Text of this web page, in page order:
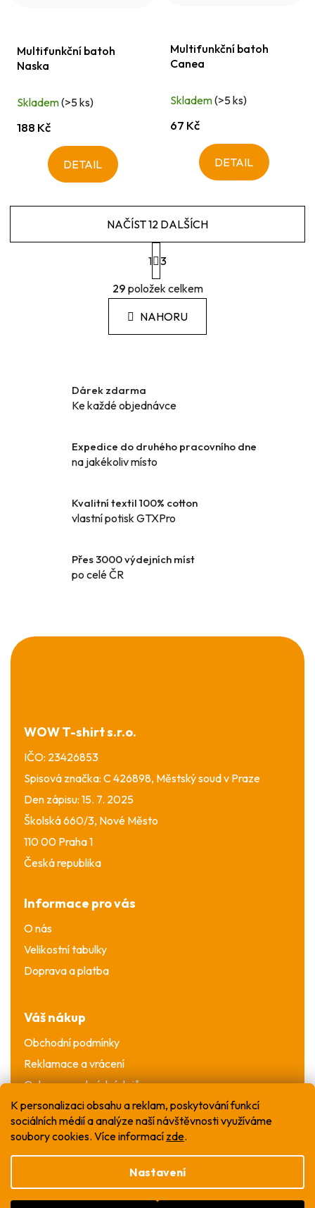
K personalizaci obsahu a reklam, poskytování funkcí
sociálních médií a analýze naší návštěvnosti využíváme
soubory cookies. Více informací zde.
Nastavení
Multifunkční batoh
Naska
Skladem(>5 ks)
188 Kč
DETAIL
Multifunkční batoh
Canea
Skladem(>5 ks)
67 Kč
DETAIL
O
v
á
d
p
k
y
p
i
u
NAČÍST 12 DALŠÍCH
S
t
r
á
n
k
1 3
29 položek celkem
NAHORU
Dárek zdarma
Ke každé objednávce
Expedice do druhého pracovního dne
na jakékoliv místo
Kvalitní textil 100% cotton
vlastní potisk GTXPro
Přes 3000 výdejních míst
po celé ČR
Z
á
WOW T-shirt s.r.o.
IČO: 23426853
Spisová značka: C 426898, Městský soud v Praze
Den zápisu: 15. 7. 2025
Školská 660/3, Nové Město
110 00 Praha 1
Česká republika
Informace pro vás
O nás
Velikostní tabulky
Doprava a platba
Váš nákup
Obchodní podmínky
Reklamace a vrácení
Ochrana osobních údajů
Vytvořil Shoptet